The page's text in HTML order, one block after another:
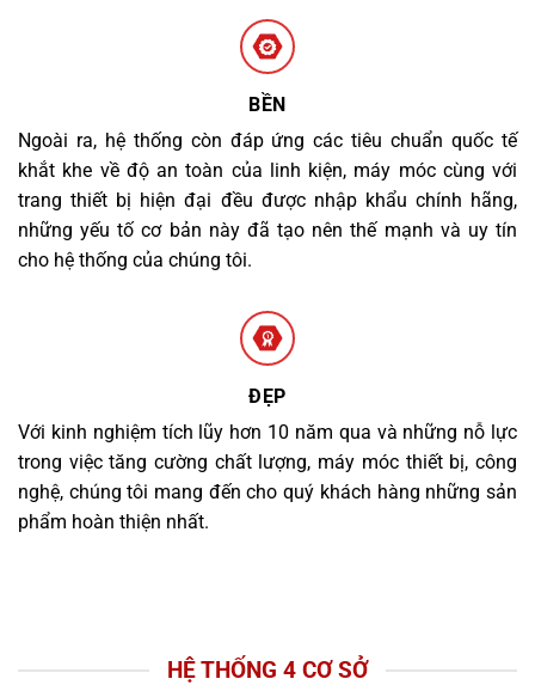
BỀN
Ngoài ra, hệ thống còn đáp ứng các tiêu chuẩn quốc tế
khắt khe về độ an toàn của linh kiện, máy móc cùng với
trang thiết bị hiện đại đều được nhập khẩu chính hãng,
những yếu tố cơ bản này đã tạo nên thế mạnh và uy tín
cho hệ thống của chúng tôi.
ĐẸP
Với kinh nghiệm tích lũy hơn 10 năm qua và những nỗ lực
trong việc tăng cường chất lượng, máy móc thiết bị, công
nghệ, chúng tôi mang đến cho quý khách hàng những sản
phẩm hoàn thiện nhất.
HỆ THỐNG 4 CƠ SỞ